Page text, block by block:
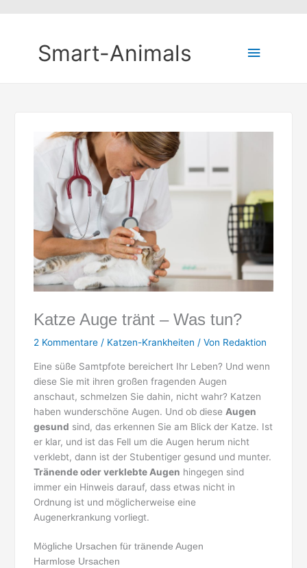
Smart-Animals
Katze Auge tränt – Was tun?
2 Kommentare / Katzen-Krankheiten / Von Redaktion
Eine süße Samtpfote bereichert Ihr Leben? Und wenn
diese Sie mit ihren großen fragenden Augen
anschaut, schmelzen Sie dahin, nicht wahr? Katzen
haben wunderschöne Augen. Und ob diese Augen
gesund sind, das erkennen Sie am Blick der Katze. Ist
er klar, und ist das Fell um die Augen herum nicht
verklebt, dann ist der Stubentiger gesund und munter.
Tränende oder verklebte Augen hingegen sind
immer ein Hinweis darauf, dass etwas nicht in
Ordnung ist und möglicherweise eine
Augenerkrankung vorliegt.
Mögliche Ursachen für tränende Augen
Harmlose Ursachen